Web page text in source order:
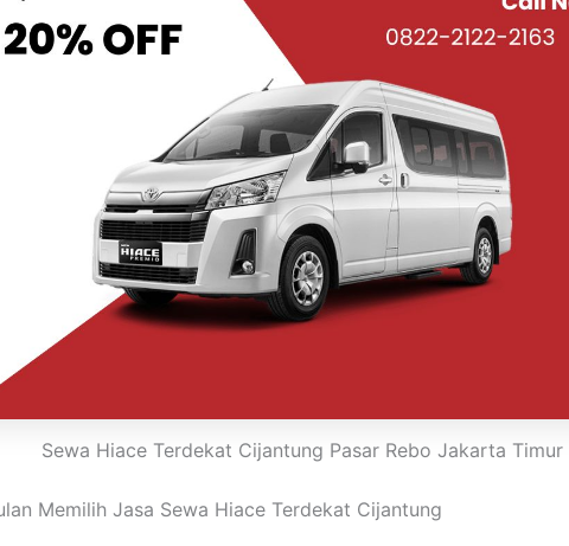
Sewa Hiace Terdekat Cijantung Pasar Rebo Jakarta Timur
Memilih Jasa Sewa Hiace Terdekat Cijantung